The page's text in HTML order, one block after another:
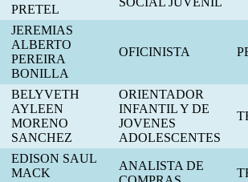
PRETEL
JEREMIAS
ALBERTO
PEREIRA
BONILLA
OFICINISTA
BELYVETH
AYLEEN
MORENO
SANCHEZ
ORIENTADOR
INFANTIL Y DE
JOVENES
ADOLESCENTES
EDISON SAUL
MACK
ANALISTA DE